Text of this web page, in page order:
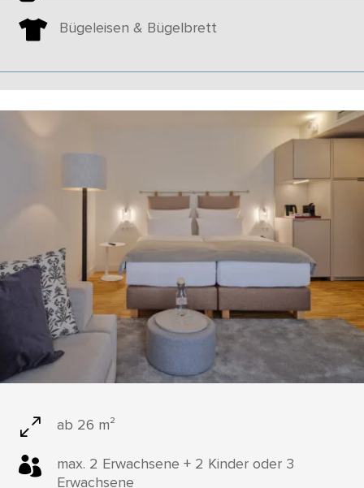
 Bügeleisen & Bügelbrett
0 ab 26 m²

max. 2 Erwachsene + 2 Kinder oder 3
Erwachsene